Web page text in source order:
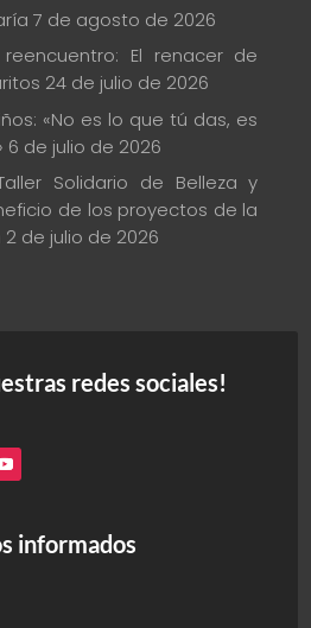
7 de agosto de 2026
El renacer de
24 de julio de 2026
«No es lo que tú das, es
6 de julio de 2026
Solidario de Belleza y
de los proyectos de la
2 de julio de 2026
redes sociales!
informados